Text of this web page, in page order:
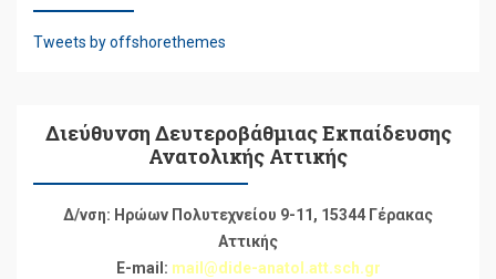
Tweets by offshorethemes
Διεύθυνση Δευτεροβάθμιας Εκπαίδευσης
Ανατολικής Αττικής
Δ/νση: Ηρώων Πολυτεχνείου 9-11, 15344 Γέρακας
Αττικής
E-mail: mail@dide-anatol.att.sch.gr